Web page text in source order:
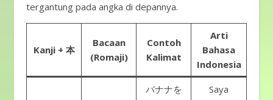
tergantung pada angka di depannya.
Kanji + 本
Bacaan
(Romaji)
Contoh
Kalimat
Arti
Bahasa
Indonesia
バナナを
Saya